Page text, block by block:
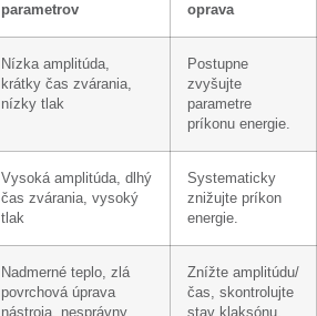
parametrov
oprava
Nízka amplitúda,
krátky čas zvárania,
nízky tlak
Postupne
zvyšujte
parametre
príkonu energie.
Vysoká amplitúda, dlhý
čas zvárania, vysoký
tlak
Systematicky
znižujte príkon
energie.
Nadmerné teplo, zlá
povrchová úprava
nástroja, nesprávny
Znížte amplitúdu/
čas, skontrolujte
stav klaksónu.